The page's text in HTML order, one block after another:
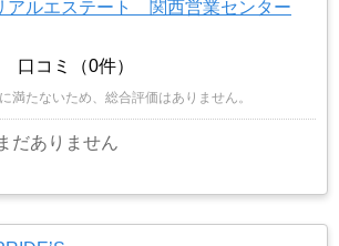
アルエステート 関西営業センター
口コミ（0件）
満たないため、総合評価はありません。
だありません